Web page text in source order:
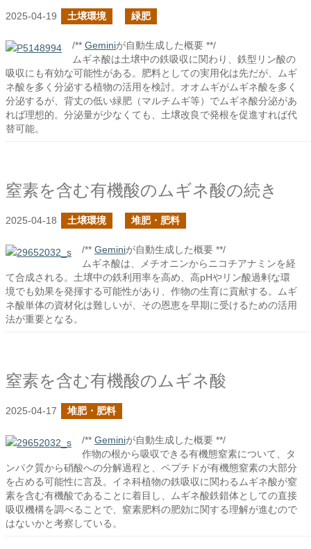
2025-04-19 土壌環境 緑肥
/** Geminiが自動生成した概要 **/
ムギネ酸は土壌中の鉄吸収に関わり、鉄型リン酸の
吸収にも有効な可能性がある。肥料としての実用化は先だが、ムギ
ネ酸を多く分泌する植物の活用を検討。オオムギがムギネ酸を多く
分泌するが、背丈の低い緑肥（マルチムギ等）でムギネ酸分泌があ
れば理想的。分泌量が少なくても、土壌改良で発根を促進すれば代
替可能。
窒素を含む有機酸のムギネ酸の続き
2025-04-18 土壌環境 堆肥・肥料
/** Geminiが自動生成した概要 **/
ムギネ酸は、メチオニンからニコチアナミンを経
て合成される。土壌中の鉄利用率を高め、高pHやリン酸過剰な環
境でも効果を発揮する可能性があり、作物の生育に貢献する。ムギ
ネ酸単体の資材化は難しいが、その恩恵を早期に受けるための活用
法が重要となる。
窒素を含む有機酸のムギネ酸
2025-04-17 堆肥・肥料
/** Geminiが自動生成した概要 **/
作物の根から吸収できる有機態窒素について、タ
ンパク質から硝酸への分解過程と、ペプチドが有機態窒素の大部分
を占める可能性に言及。イネ科植物の鉄吸収に関わるムギネ酸が窒
素を含む有機酸であることに着目し、ムギネ酸鉄錯体としての直接
吸収機構を調べることで、窒素肥料の肥効に関する理解が進むので
はないかと考察している。